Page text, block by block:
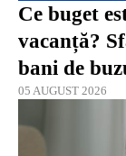
Ce buget
vacanță?
bani de
05 AUGUST 2026